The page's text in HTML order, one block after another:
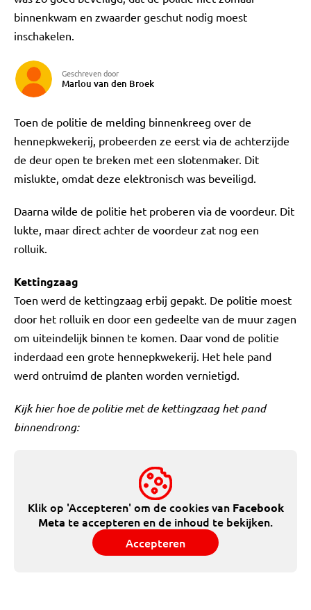
binnenkwam en zwaarder geschut nodig moest
inschakelen.
Geschreven door
Marlou van den Broek
Toen de politie de melding binnenkreeg over de
hennepkwekerij, probeerden ze eerst via de achterzijde
de deur open te breken met een slotenmaker. Dit
mislukte, omdat deze elektronisch was beveiligd.
Daarna wilde de politie het proberen via de voordeur. Dit
lukte, maar direct achter de voordeur zat nog een
rolluik.
Kettingzaag
Toen werd de kettingzaag erbij gepakt. De politie moest
door het rolluik en door een gedeelte van de muur zagen
om uiteindelijk binnen te komen. Daar vond de politie
inderdaad een grote hennepkwekerij. Het hele pand
werd ontruimd de planten worden vernietigd.
Kijk hier hoe de politie met de kettingzaag het pand
binnendrong:
Klik op 'Accepteren' om de cookies van Facebook
Meta te accepteren en de inhoud te bekijken.
Accepteren